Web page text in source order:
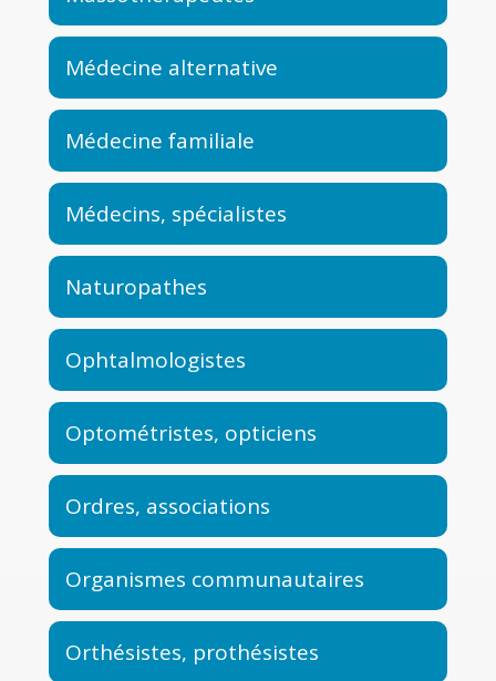
Médecine alternative
Médecine familiale
Médecins, spécialistes
Naturopathes
Ophtalmologistes
Optométristes, opticiens
Ordres, associations
Organismes communautaires
Orthésistes, prothésistes